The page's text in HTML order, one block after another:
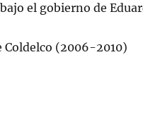
el gobierno de
Coldelco (2006-2010)